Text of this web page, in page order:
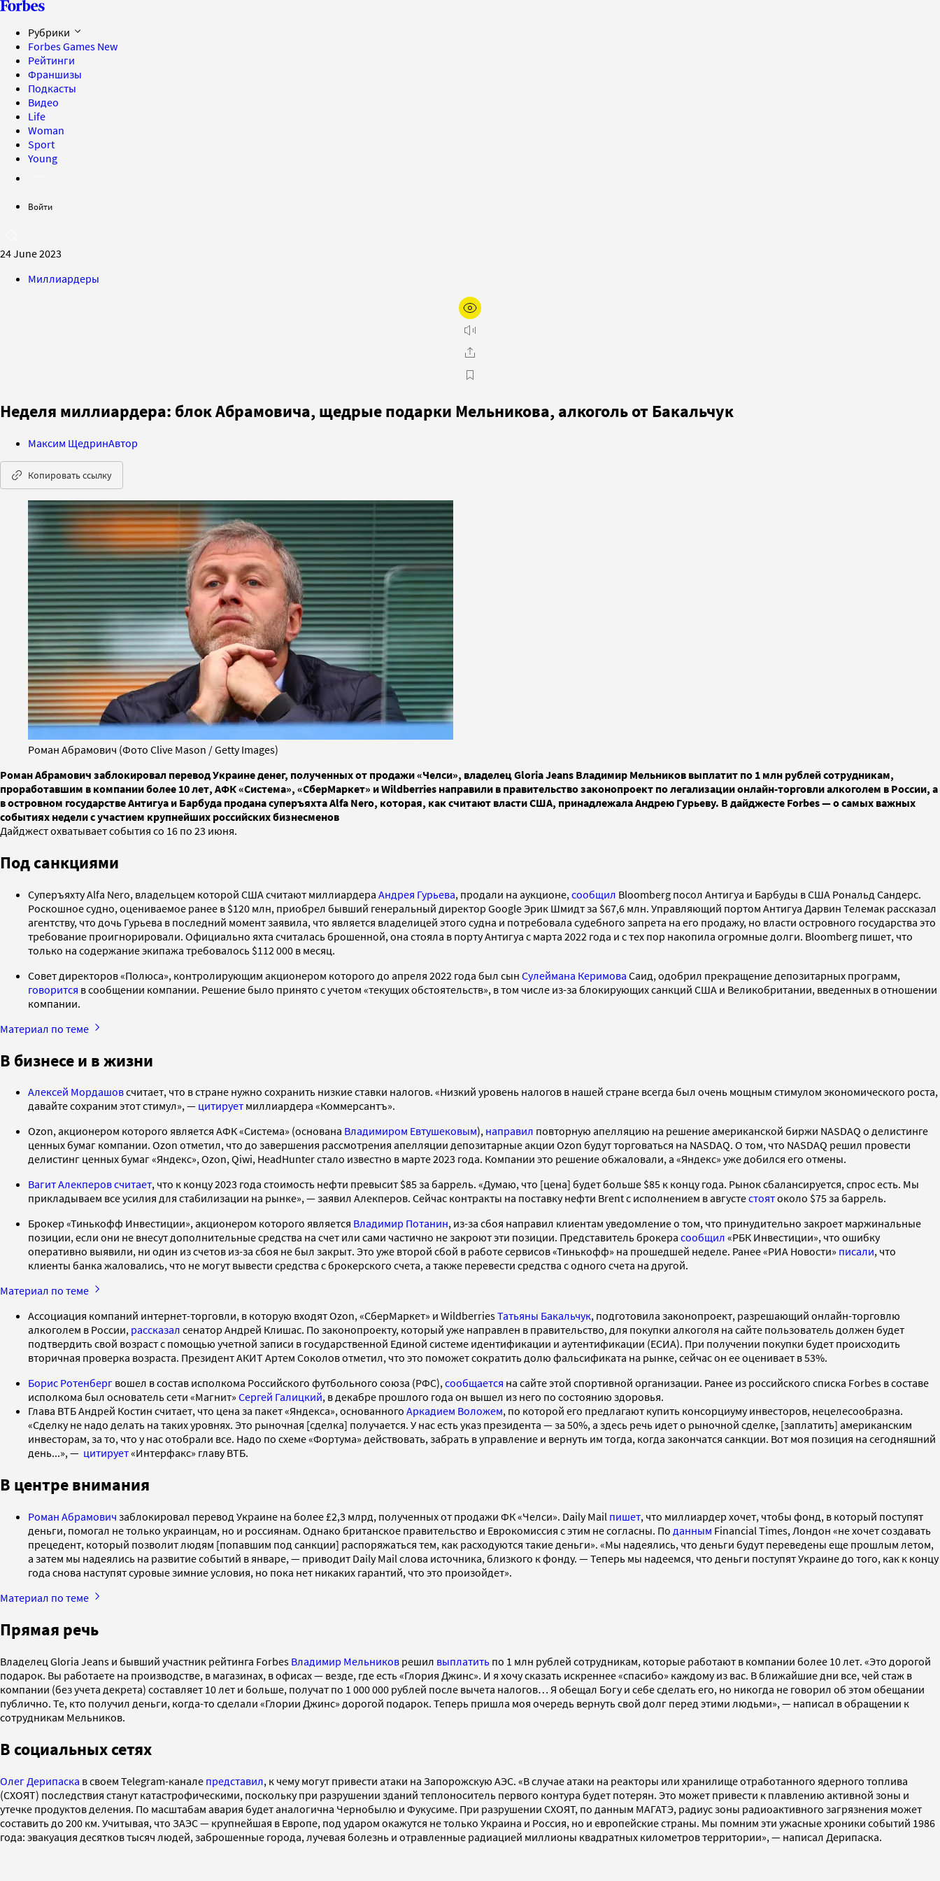
Рубрики
Forbes Games New
Рейтинги
Франшизы
Подкасты
Видео
Life
Woman
Sport
Young
Войти
24 June 2023
Миллиардеры
Неделя миллиардера: блок Абрамовича, щедрые подарки Мельникова, алкоголь от Бакальчук
Максим ЩедринАвтор
Копировать ссылку
Роман Абрамович (Фото Clive Mason / Getty Images)
Роман Абрамович заблокировал перевод Украине денег, полученных от продажи «Челси», владелец Gloria Jeans Владимир Мельников выплатит по 1 млн рублей сотрудникам,
проработавшим в компании более 10 лет, АФК «Система», «СберМаркет» и Wildberries направили в правительство законопроект по легализации онлайн-торговли алкоголем в России, а
в островном государстве Антигуа и Барбуда продана суперъяхта Alfa Nero, которая, как считают власти США, принадлежала Андрею Гурьеву. В дайджесте Forbes — о самых важных
событиях недели с участием крупнейших российских бизнесменов
Дайджест охватывает события со 16 по 23 июня.
Под санкциями
Суперъяхту Alfa Nero, владельцем которой США считают миллиардера Андрея Гурьева, продали на аукционе, сообщил Bloomberg посол Антигуа и Барбуды в США Рональд Сандерс.
Роскошное судно, оцениваемое ранее в $120 млн, приобрел бывший генеральный директор Google Эрик Шмидт за $67,6 млн. Управляющий портом Антигуа Дарвин Телемак рассказал
агентству, что дочь Гурьева в последний момент заявила, что является владелицей этого судна и потребовала судебного запрета на его продажу, но власти островного государства это
требование проигнорировали. Официально яхта считалась брошенной, она стояла в порту Антигуа с марта 2022 года и с тех пор накопила огромные долги. Bloomberg пишет, что
только на содержание экипажа требовалось $112 000 в месяц.
Совет директоров «Полюса», контролирующим акционером которого до апреля 2022 года был сын Сулеймана Керимова Саид, одобрил прекращение депозитарных программ,
говорится в сообщении компании. Решение было принято с учетом «текущих обстоятельств», в том числе из-за блокирующих санкций США и Великобритании, введенных в отношении
компании.
Материал по теме
В бизнесе и в жизни
Алексей Мордашовсчитает, что в стране нужно сохранить низкие ставки налогов. «Низкий уровень налогов в нашей стране всегда был очень мощным стимулом экономического роста,
давайте сохраним этот стимул», — цитирует миллиардера «Коммерсантъ».
Ozon, акционером которого является АФК «Система» (основана Владимиром Евтушековым), направил повторную апелляцию на решение американской биржи NASDAQ о делистинге
ценных бумаг компании. Ozon отметил, что до завершения рассмотрения апелляции депозитарные акции Ozon будут торговаться на NASDAQ. О том, что NASDAQ решил провести
делистинг ценных бумаг «Яндекс», Ozon, Qiwi, HeadHunter стало известно в марте 2023 года. Компании это решение обжаловали, а «Яндекс» уже добился его отмены.
Вагит Алекперовсчитает, что к концу 2023 года стоимость нефти превысит $85 за баррель. «Думаю, что [цена] будет больше $85 к концу года. Рынок сбалансируется, спрос есть. Мы
прикладываем все усилия для стабилизации на рынке», — заявил Алекперов. Сейчас контракты на поставку нефти Brent с исполнением в августестоятоколо $75 за баррель.
Брокер «Тинькофф Инвестиции», акционером которого является Владимир Потанин, из-за сбоя направил клиентам уведомление о том, что принудительно закроет маржинальные
позиции, если они не внесут дополнительные средства на счет или сами частично не закроют эти позиции. Представитель брокера сообщил «РБК Инвестиции», что ошибку
оперативно выявили, ни один из счетов из-за сбоя не был закрыт. Это уже второй сбой в работе сервисов «Тинькофф» на прошедшей неделе. Ранее «РИА Новости» писали, что
клиенты банка жаловались, что не могут вывести средства с брокерского счета, а также перевести средства с одного счета на другой.
Материал по теме
Ассоциация компаний интернет-торговли, в которую входят Ozon, «СберМаркет» и WildberriesТатьяны Бакальчук, подготовила законопроект, разрешающий онлайн-торговлю
алкоголем в России, рассказал сенатор Андрей Клишас. По законопроекту, который уже направлен в правительство, для покупки алкоголя на сайте пользователь должен будет
подтвердить свой возраст с помощью учетной записи в государственной Единой системе идентификации и аутентификации (ЕСИА). При получении покупки будет происходить
вторичная проверка возраста. Президент АКИТ Артем Соколов отметил, что это поможет сократить долю фальсификата на рынке, сейчас он ее оценивает в 53%.
Борис Ротенберг вошел в состав исполкома Российского футбольного союза (РФС),сообщается на сайте этой спортивной организации. Ранее из российского списка Forbes в составе
исполкома был основатель сети «Магнит» Сергей Галицкий, в декабре прошлого года он вышел из него по состоянию здоровья.
Глава ВТБ Андрей Костин считает, что цена за пакет «Яндекса», основанного Аркадием Воложем, по которой его предлагают купить консорциуму инвесторов, нецелесообразна.
«Сделку не надо делать на таких уровнях. Это рыночная [сделка] получается. У нас есть указ президента — за 50%, а здесь речь идет о рыночной сделке, [заплатить] американским
инвесторам, за то, что у нас отобрали все. Надо по схеме «Фортума» действовать, забрать в управление и вернуть им тогда, когда закончатся санкции. Вот моя позиция на сегодняшний
день...», — цитирует«Интерфакс» главу ВТБ.
В центре внимания
Роман Абрамович заблокировал перевод Украине на более £2,3 млрд, полученных от продажи ФК «Челси». Daily Mail пишет, что миллиардер хочет, чтобы фонд, в который поступят
деньги, помогал не только украинцам, но и россиянам. Однако британское правительство и Еврокомиссия с этим не согласны. По данным Financial Times, Лондон «не хочет создавать
прецедент, который позволит людям [попавшим под санкции] распоряжаться тем, как расходуются такие деньги». «Мы надеялись, что деньги будут переведены еще прошлым летом,
а затем мы надеялись на развитие событий в январе, — приводит Daily Mail слова источника, близкого к фонду. — Теперь мы надеемся, что деньги поступят Украине до того, как к концу
года снова наступят суровые зимние условия, но пока нет никаких гарантий, что это произойдет».
Материал по теме
Прямая речь
Владелец Gloria Jeans и бывший участник рейтинга Forbes Владимир Мельников решил выплатить по 1 млн рублей сотрудникам, которые работают в компании более 10 лет. «Это дорогой
подарок. Вы работаете на производстве, в магазинах, в офисах — везде, где есть «Глория Джинс». И я хочу сказать искреннее «спасибо» каждому из вас. В ближайшие дни все, чей стаж в
компании (без учета декрета) составляет 10 лет и больше, получат по 1 000 000 рублей после вычета налогов… Я обещал Богу и себе сделать его, но никогда не говорил об этом обещании
публично. Те, кто получил деньги, когда-то сделали «Глории Джинс» дорогой подарок. Теперь пришла моя очередь вернуть свой долг перед этими людьми», — написал в обращении к
сотрудникам Мельников.
В социальных сетях
Олег Дерипаска в своем Telegram-канале представил, к чему могут привести атаки на Запорожскую АЭС. «В случае атаки на реакторы или хранилище отработанного ядерного топлива
(СХОЯТ) последствия станут катастрофическими, поскольку при разрушении зданий теплоноситель первого контура будет потерян. Это может привести к плавлению активной зоны и
утечке продуктов деления. По масштабам авария будет аналогична Чернобылю и Фукусиме. При разрушении СХОЯТ, по данным МАГАТЭ, радиус зоны радиоактивного загрязнения может
составить до 200 км. Учитывая, что ЗАЭС — крупнейшая в Европе, под ударом окажутся не только Украина и Россия, но и европейские страны. Мы помним эти ужасные хроники событий 1986
года: эвакуация десятков тысяч людей, заброшенные города, лучевая болезнь и отравленные радиацией миллионы квадратных километров территории», — написал Дерипаска.